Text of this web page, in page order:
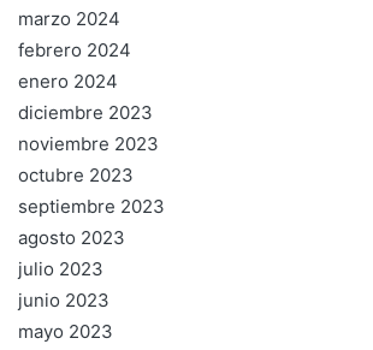
marzo 2024
febrero 2024
enero 2024
diciembre 2023
noviembre 2023
octubre 2023
septiembre 2023
agosto 2023
julio 2023
junio 2023
mayo 2023